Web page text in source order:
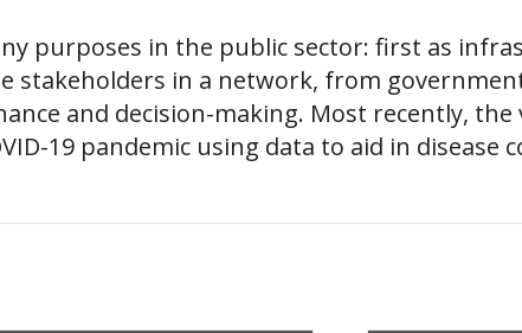
purposes in the public sector: first as
stakeholders in a network, from
and decision-making. Most recently,
19 pandemic using data to aid in